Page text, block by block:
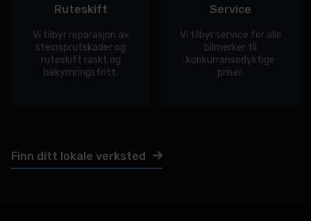
Ruteskift
Vi tilbyr reparasjon av
steinsprutskader og
ruteskift raskt og
bekymringsfritt.
Service
Vi tilbyr service for alle
bilmerker til
konkurransedyktige
priser.
Finn ditt lokale verksted